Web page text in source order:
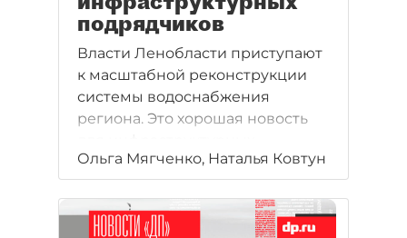
подрядчиков
Власти Ленобласти приступают
к масштабной реконструкции
системы водоснабжения
региона. Это хорошая новость
подрядчиков, перед которыми
открывается новый рынок
объемом не менее 30 млрд
рублей.
Ольга Мягченко, Наталья Ковтун